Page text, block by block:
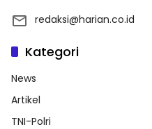
redaksi@harian.co.id
Kategori
News
Artikel
TNI-Polri